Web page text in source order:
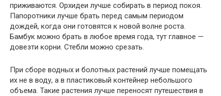
приживаются. Орхидеи лучше собирать в период покоя.
Папоротники лучше брать перед самым периодом
дождей, когда они готовятся к новой волне роста.
Бамбук можно брать в любое время года, тут главное —
довезти корни. Стебли можно срезать.
При сборе водных и болотных растений лучше помещать
их не в воду, а в пластиковый контейнер небольшого
объема. Такие растения лучше перено­сят путешествия в